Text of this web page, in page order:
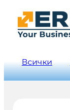
Всички